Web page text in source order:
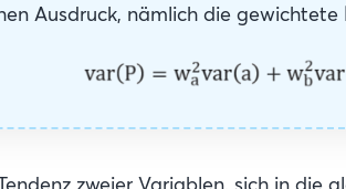
Ausdruck, nämlich die gewichtete
zweier Variablen, sich in